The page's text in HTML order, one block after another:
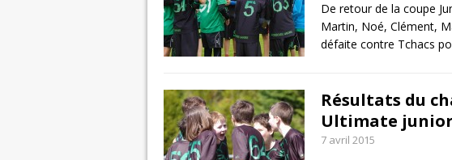
De retour de la coupe
Martin, Noé, Clément,
défaite contre Tchacs
Résultats du
Ultimate junior
7 avril 2015